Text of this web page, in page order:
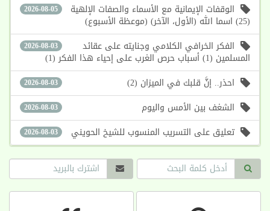
2026-08-05 الوقفات الإيمانية مع الأسماء والصفات الإلهية
(25) اسما الله (الأول، الآخر) (موعظة الأسبوع)
2026-08-03 الفكر الخرافي الكلامي وجنايته على عقائد
المسلمين (1) أسباب حرص الغرب على إحياء هذا الفكر (1)
2026-08-03 احذر.. إنَّ قلبك في الميزان (2)
2026-08-03 الشغف بين الأمس واليوم
2026-08-03 تعليق على التسريب المنسوب للشيخ الحويني